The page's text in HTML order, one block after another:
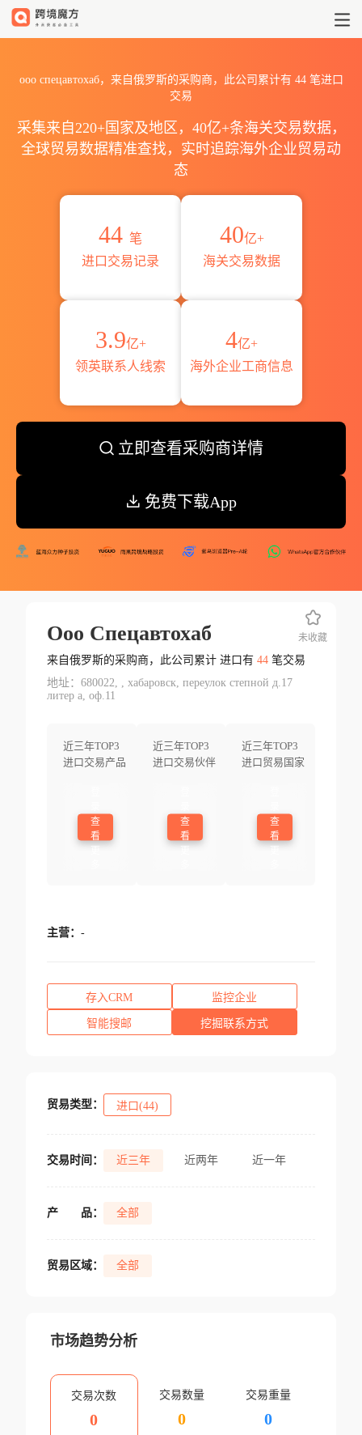
ооо спецавтохаб，来自俄罗斯的采购商，此公司累计有 44笔进口
交易
采集来自220+国家及地区，40亿+条海关交易数据，
全球贸易数据精准查找，实时追踪海外企业贸易动
态
44 笔
进口交易记录
40亿+
海关交易数据
3.9亿+
领英联系人线索
4亿+
海外企业工商信息
立即查看采购商详情
免费下载App
Ооо Спецавтохаб
来自俄罗斯的采购商，此公司累计 进口有 44笔交易
地址：680022, , хабаровск, переулок степной д.17
литер а, оф.11
近三年TOP3
进口交易产品
查
看
近三年TOP3
进口交易伙伴
查
看
近三年TOP3
进口贸易国家
查
看
未收藏
主营： -
存入CRM 监控企业
智能搜邮 挖掘联系方式
贸易类型： 进口(44)
交易时间： 近三年 近两年 近一年
产 品： 全部
贸易区域： 全部
市场趋势分析
交易次数
0
交易数量
0
交易重量
0